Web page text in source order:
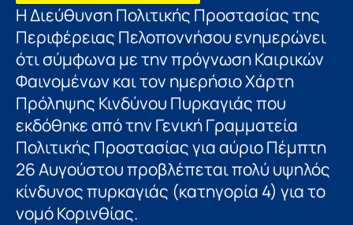
Η Διεύθυνση Πολιτικής Προστασίας της
Περιφέρειας Πελοποννήσου ενημερώνει
ότι σύμφωνα με την πρόγνωση Καιρικών
Φαινομένων και τον ημερήσιο Χάρτη
Πρόληψης Κινδύνου Πυρκαγιάς που
εκδόθηκε από την Γενική Γραμματεία
Πολιτικής Προστασίας για αύριο Πέμπτη
26 Αυγούστου προβλέπεται πολύ υψηλός
κίνδυνος πυρκαγιάς (κατηγορία 4) για το
νομό Κορινθίας.